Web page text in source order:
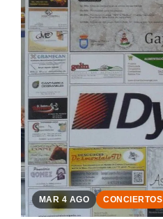
MAR 4 AGO CONCIERTOS